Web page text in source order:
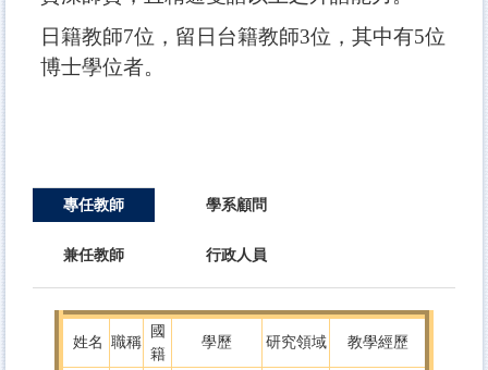
日籍教師7位，留日台籍教師3位，其中有5位
博士學位者。
專任教師 學系顧問
兼任教師 行政人員
姓名 職稱
國
籍
學歷 研究領域 教學經歷